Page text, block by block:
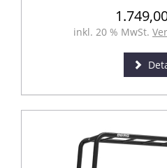
inkl. 20 % MwSt.